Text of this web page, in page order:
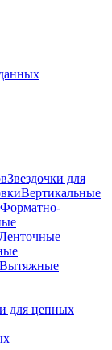
Звездочки для
Вертикальные
Форматно-
Вытяжные
для цепных